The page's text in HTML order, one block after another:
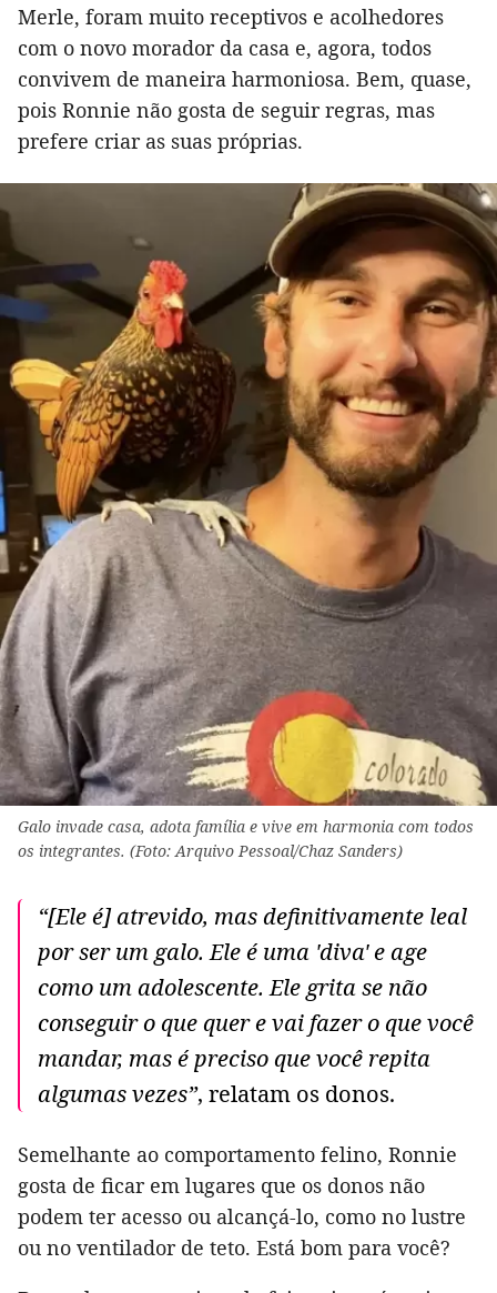
Merle, foram muito receptivos e acolhedores
com o novo morador da casa e, agora, todos
convivem de maneira harmoniosa. Bem, quase,
pois Ronnie não gosta de seguir regras, mas
prefere criar as suas próprias.
Galo invade casa, adota família e vive em harmonia com todos
os integrantes. (Foto: Arquivo Pessoal/Chaz Sanders)
“[Ele é] atrevido, mas definitivamente leal
por ser um galo. Ele é uma 'diva' e age
como um adolescente. Ele grita se não
conseguir o que quer e vai fazer o que você
mandar, mas é preciso que você repita
algumas vezes”, relatam os donos.
Semelhante ao comportamento felino, Ronnie
gosta de ficar em lugares que os donos não
podem ter acesso ou alcançá-lo, como no lustre
ou no ventilador de teto. Está bom para você?